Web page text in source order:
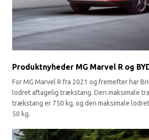
Produktnyheder MG Marvel R og
For MG Marvel R fra 2021 og fremefter har
lodret aftagelig trækstang. Den maksimale
trækstang er 750 kg, og den maksimale
50 kg.